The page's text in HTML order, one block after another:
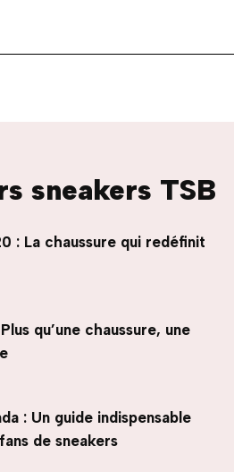
sneakers TSB
: La chaussure qui redéfinit
qu’une chaussure, une
: Un guide indispensable
de sneakers